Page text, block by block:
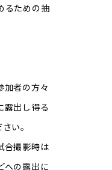
るための抽
加者の方々
露出し得る
い。
合撮影時は
への露出に